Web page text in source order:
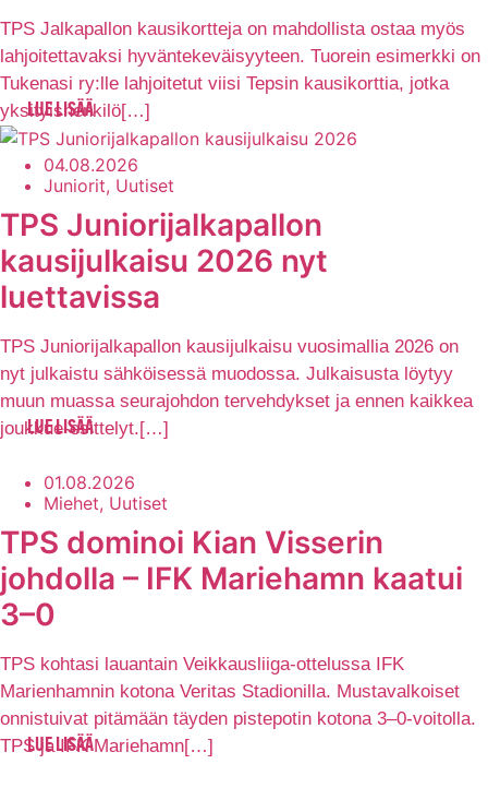
TPS Jalkapallon kausikortteja on mahdollista ostaa myös
lahjoitettavaksi hyväntekeväisyyteen. Tuorein esimerkki on
Tukenasi ry:lle lahjoitetut viisi Tepsin kausikorttia, jotka
yksityishenkilö[…]
LUE LISÄÄ
04.08.2026
Juniorit, Uutiset
TPS Juniorijalkapallon
kausijulkaisu 2026 nyt
luettavissa
TPS Juniorijalkapallon kausijulkaisu vuosimallia 2026 on
nyt julkaistu sähköisessä muodossa. Julkaisusta löytyy
muun muassa seurajohdon tervehdykset ja ennen kaikkea
joukkue-esittelyt.[…]
LUE LISÄÄ
01.08.2026
Miehet, Uutiset
TPS dominoi Kian Visserin
johdolla – IFK Mariehamn kaatui
3–0
TPS kohtasi lauantain Veikkausliiga-ottelussa IFK
Marienhamnin kotona Veritas Stadionilla. Mustavalkoiset
onnistuivat pitämään täyden pistepotin kotona 3–0-voitolla.
TPS ja IFK Mariehamn[…]
LUE LISÄÄ